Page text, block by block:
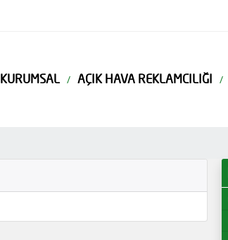
KURUMSAL AÇIK HAVA REKLAMCILIĞI